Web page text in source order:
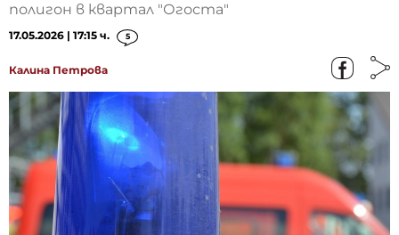
полигон в квартал "Огоста"
17.05.2026 | 17:15 ч. 5
Калина Петрова